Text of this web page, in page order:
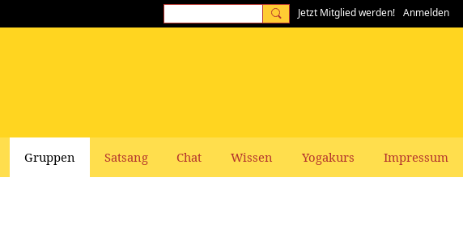
Jetzt Mitglied werden! Anmelden
Gruppen Satsang Chat Wissen Yogakurs Impressum